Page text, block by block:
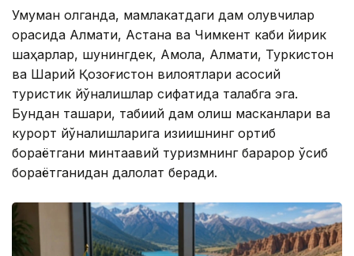
Умуман олганда, мамлакатдаги дам олувчилар
орасида Алмати, Астана ва Чимкент каби йирик
шаҳарлар, шунингдек, Ақмола, Алмати, Туркистон
ва Шарқий Қозоғистон вилоятлари асосий
туристик йўналишлар сифатида талабга эга.
Бундан ташқари, табиий дам олиш масканлари ва
курорт йўналишларига қизиқишнинг ортиб
бораётгани минтақавий туризмнинг барқарор ўсиб
бораётганидан далолат беради.